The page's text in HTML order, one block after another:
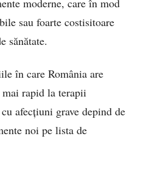
moderne, care în mod
sau foarte costisitoare
sănătate.
în care România are
mai rapid la terapii
afecțiuni grave depind de
noi pe lista de